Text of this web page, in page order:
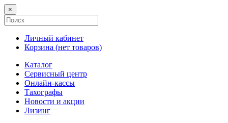
×
Личный кабинет
Корзина (нет товаров)
Каталог
Сервисный центр
Онлайн-кассы
Тахографы
Новости и акции
Лизинг